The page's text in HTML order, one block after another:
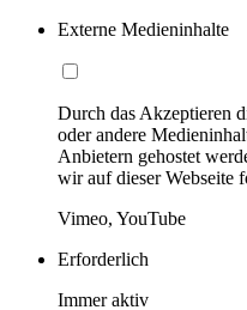
Externe Medieninhalte
Durch das Akzeptieren
oder andere
Anbietern gehostet
wir auf dieser Webseite
Vimeo, YouTube
Erforderlich
Immer aktiv